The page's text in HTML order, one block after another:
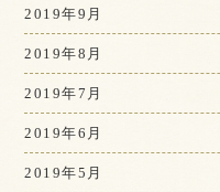
2019年9月
2019年8月
2019年7月
2019年6月
2019年5月